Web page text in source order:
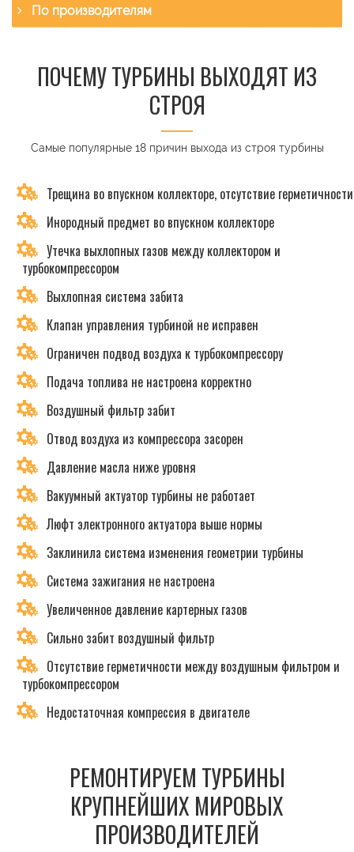
По производителям
ПОЧЕМУ ТУРБИНЫ ВЫХОДЯТ ИЗ
СТРОЯ
Самые популярные 18 причин выхода из строя турбины
Трещина во впускном коллекторе, отсутствие герметичности
Инородный предмет во впускном коллекторе
Утечка выхлопных газов между коллектором и
турбокомпрессором
Выхлопная система забита
Клапан управления турбиной не исправен
Ограничен подвод воздуха к турбокомпрессору
Подача топлива не настроена корректно
Воздушный фильтр забит
Отвод воздуха из компрессора засорен
Давление масла ниже уровня
Вакуумный актуатор турбины не работает
Люфт электронного актуатора выше нормы
Заклинила система изменения геометрии турбины
Система зажигания не настроена
Увеличенное давление картерных газов
Сильно забит воздушный фильтр
Отсутствие герметичности между воздушным фильтром и
турбокомпрессором
Недостаточная компрессия в двигателе
РЕМОНТИРУЕМ ТУРБИНЫ
КРУПНЕЙШИХ МИРОВЫХ
ПРОИЗВОДИТЕЛЕЙ